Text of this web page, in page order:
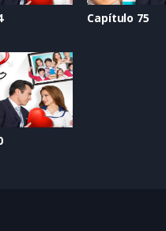
Capítulo 75